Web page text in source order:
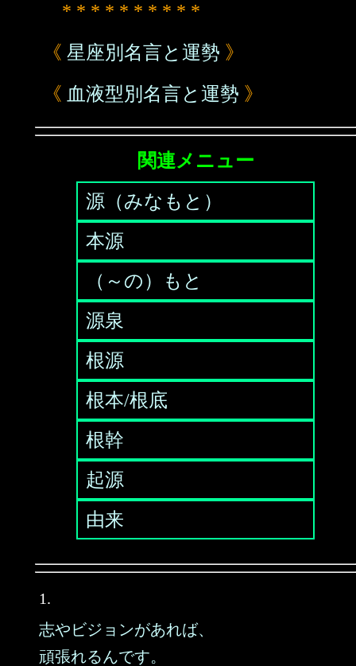
* * * * * * * * * *
《 星座別名言と運勢 》
《 血液型別名言と運勢 》
関連メニュー
源（みなもと）
本源
（～の）もと
源泉
根源
根本/根底
根幹
起源
由来
1.
志やビジョンがあれば、
頑張れるんです。